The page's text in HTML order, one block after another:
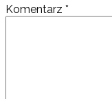
Komentarz *